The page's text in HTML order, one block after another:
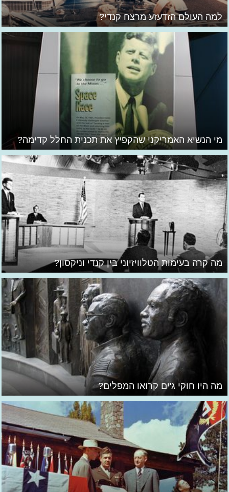
למה העולם הזדעזע מרצח קנדי?
מי הנשיא האמריקני שהקפיץ את תכנית החלל קדימה?
מה קרה בעימות הטלוויזיוני בין קנדי וניקסון?
מה היו חוקי ג'ים קרואו המפלים?